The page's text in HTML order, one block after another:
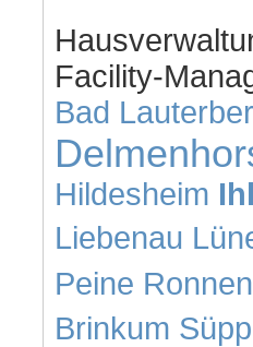
Facility-
Bad
Hildesheim
Liebenau
Peine
Brinkum